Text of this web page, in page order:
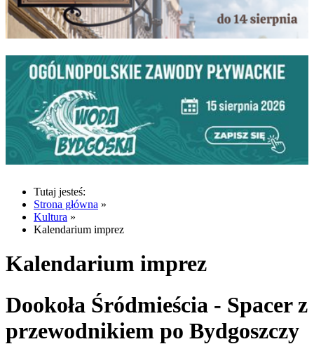
Tutaj jesteś:
Strona główna »
Kultura »
Kalendarium imprez
Kalendarium imprez
Dookoła Śródmieścia - Spacer z
przewodnikiem po Bydgoszczy